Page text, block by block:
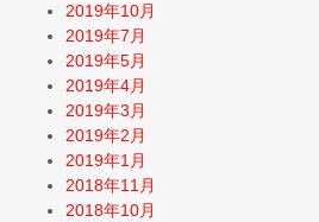
2019年10月
2019年7月
2019年5月
2019年4月
2019年3月
2019年2月
2019年1月
2018年11月
2018年10月